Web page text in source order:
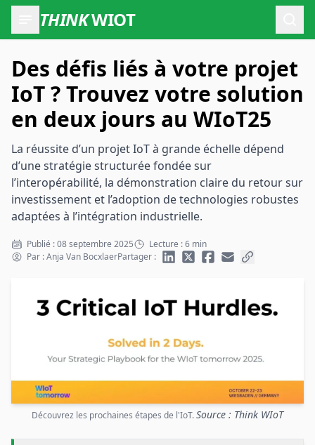
THINKWIOT
Des défis liés à votre projet
IoT ? Trouvez votre solution
en deux jours au WIoT25
La réussite d’un projet IoT à grande échelle dépend
d’une stratégie structurée fondée sur
l’interopérabilité, la démonstration claire du retour sur
investissement et l’adoption de technologies robustes
adaptées à l’intégration industrielle.
Publié : 08 septembre 2025
Lecture : 6 min
Par : Anja Van BocxlaerPartager :
Découvrez les prochaines étapes de l'IoT.Source : Think WIoT